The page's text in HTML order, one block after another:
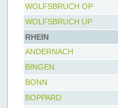
WOLFSBRUCH OP
WOLFSBRUCH UP
RHEIN
ANDERNACH
BINGEN
BONN
BOPPARD